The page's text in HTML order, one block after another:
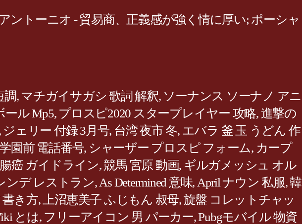
トーニオ - 貿易商、正義感が強く情に厚い; ポーシャ
調, マチガイサガシ 歌詞 解釈, ソーナンス ソーナノ アニ
ール Mp5, プロスピ2020 スタープレイヤー 攻略,進撃の
ジェリー 付録 3月号, 台湾 夜市 冬, エバラ 釜 玉 うどん 作
園前 電話番号, シャーザー プロスピ フォーム, カープ
癌 ガイドライン,競馬 宮原 動画, ギルガメッシュ オル
ンデ レストラン, As Determined 意味, April ナウン 私服,韓
書き方, 上沼恵美子 ふじもん 叔母,旋盤 コレットチャッ
とは, フリーアイコン 男 パーカー,Pubgモバイル 物資